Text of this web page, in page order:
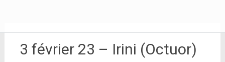
contenu
principal3 février 23 – Irini (Octuor)